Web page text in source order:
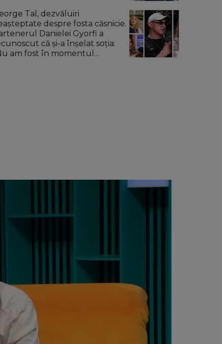
Tal, dezvăluiri
despre fosta căsnicie.
Danielei Gyorfi a
că și-a înșelat soția:
am fost în momentul